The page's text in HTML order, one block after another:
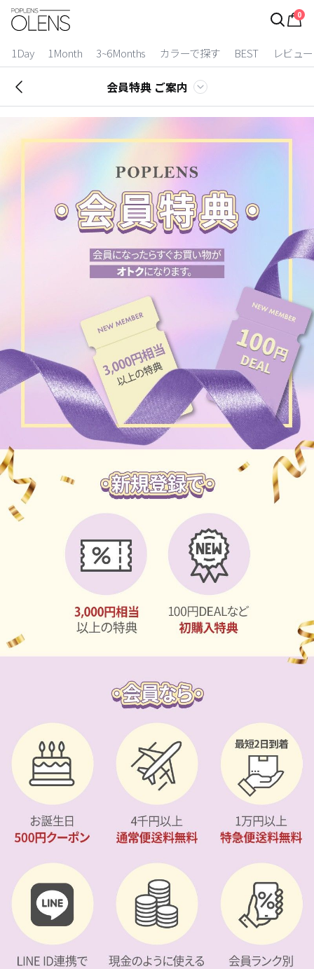
0
1Day 1Month 3~6Months カラーで探す BEST レビュー
ログイン
カラコン比較
今月限定特典
ベスト
装着期間
2 Weeks
3~6 Months
よりどりキット
チョコ
グレー
ブラック
ヘーゼル
グリーン
ピンク
乱視用
ケア用品
EYEしてる
カスタマーサービス
ショッピングガイド
アプリダウンロード
INSTAGRAM LINE
会員特典 ご案内